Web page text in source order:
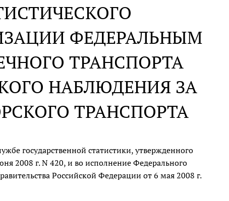
ФЕДЕРАЛЬНЫМ
ТРАНСПОРТА
НАБЛЮДЕНИЯ ЗА
ТРАНСПОРТА
государственной статистики, утвержденного
2008 г. N 420, и во исполнение Федерального
Российской Федерации от 6 мая 2008 г.